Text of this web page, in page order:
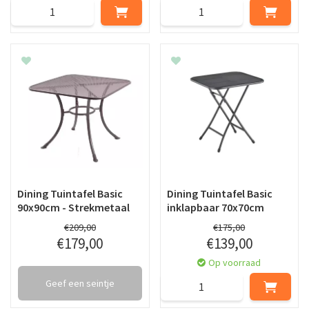
Dining Tuintafel Basic
90x90cm - Strekmetaal
€209,00
€179,00
Geef een seintje
Dining Tuintafel Basic
inklapbaar 70x70cm
€175,00
€139,00
Op voorraad